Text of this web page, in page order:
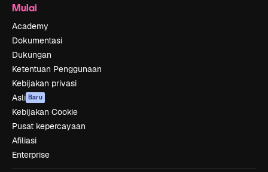
Mulai
Academy
Dokumentasi
Dukungan
Ketentuan Penggunaan
Kebijakan privasi
Asli Baru
Kebijakan Cookie
Pusat kepercayaan
Afiliasi
Enterprise